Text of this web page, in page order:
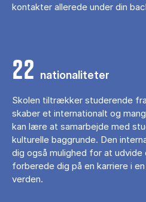
kontakter allerede under din
22 nationaliteter
Skolen tiltrækker studerende
skaber et internationalt og
kan lære at samarbejde med
kulturelle baggrunde. Den
dig også mulighed for at
forberede dig på en karriere i
verden.